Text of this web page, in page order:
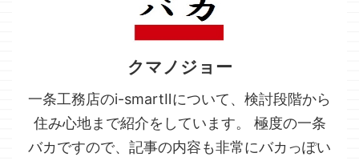
クマノジョー
一条工務店のi-smartⅡについて、検討段階から
住み心地まで紹介をしています。 極度の一条
バカですので、記事の内容も非常にバカっぽい